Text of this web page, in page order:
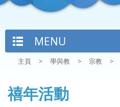
MENU
主頁 > 學與教 > 宗教 >
禧年活動